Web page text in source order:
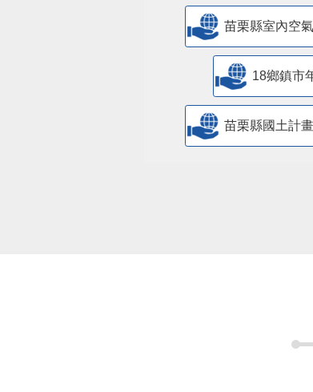
苗栗縣室內空
18鄉鎮市
苗栗縣國土計